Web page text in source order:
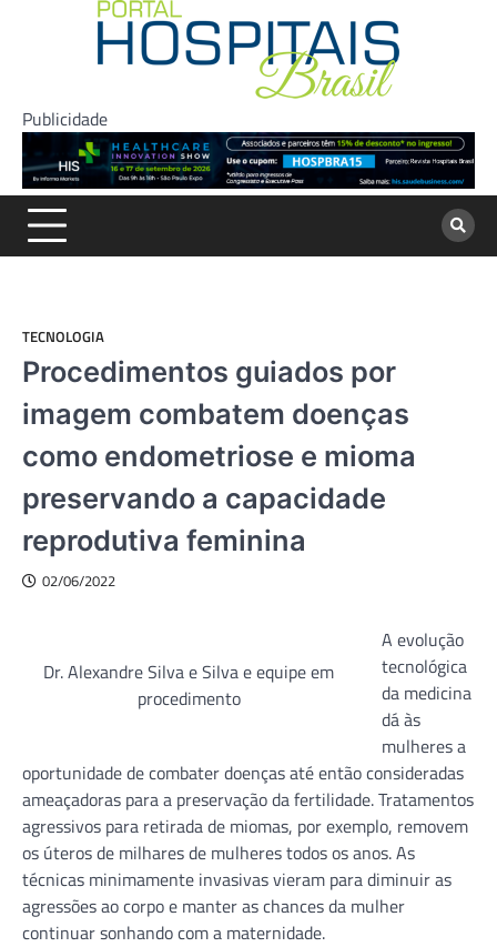
Publicidade
TECNOLOGIA
Procedimentos guiados por
imagem combatem doenças
como endometriose e mioma
preservando a capacidade
reprodutiva feminina
02/06/2022
Dr. Alexandre Silva e Silva e equipe em
procedimento
A evolução
tecnológica
da medicina
dá às
mulheres a
oportunidade de combater doenças até então consideradas
ameaçadoras para a preservação da fertilidade. Tratamentos
agressivos para retirada de miomas, por exemplo, removem
os úteros de milhares de mulheres todos os anos. As
técnicas minimamente invasivas vieram para diminuir as
agressões ao corpo e manter as chances da mulher
continuar sonhando com a maternidade.